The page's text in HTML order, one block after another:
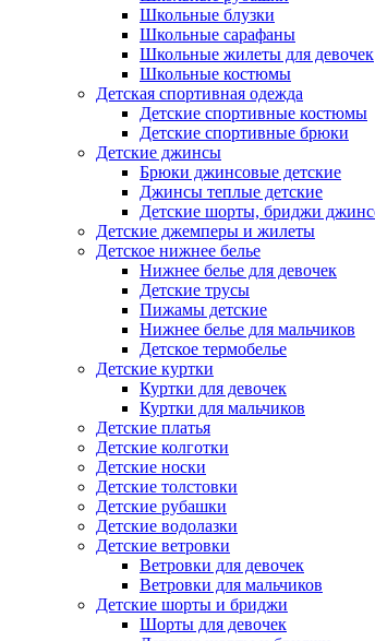
Школьные блузки
Школьные сарафаны
Школьные жилеты для девочек
Школьные костюмы
Детская спортивная одежда
Детские спортивные костюмы
Детские спортивные брюки
Детские джинсы
Брюки джинсовые детские
Джинсы теплые детские
Детские шорты, бриджи
Детские джемперы и жилеты
Детское нижнее белье
Нижнее белье для девочек
Детские трусы
Пижамы детские
Нижнее белье для мальчиков
Детское термобелье
Детские куртки
Куртки для девочек
Куртки для мальчиков
Детские платья
Детские колготки
Детские носки
Детские толстовки
Детские рубашки
Детские водолазки
Детские ветровки
Ветровки для девочек
Ветровки для мальчиков
Детские шорты и бриджи
Шорты для девочек